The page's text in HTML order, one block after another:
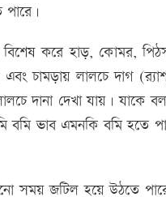
বিশেষ করে হাড়, কোমর,
এবং চামড়ায় লালচে দাগ
দানা দেখা যায়। যাকে
ভাব এমনকি বমি হতে
সময় জটিল হয়ে উঠতে